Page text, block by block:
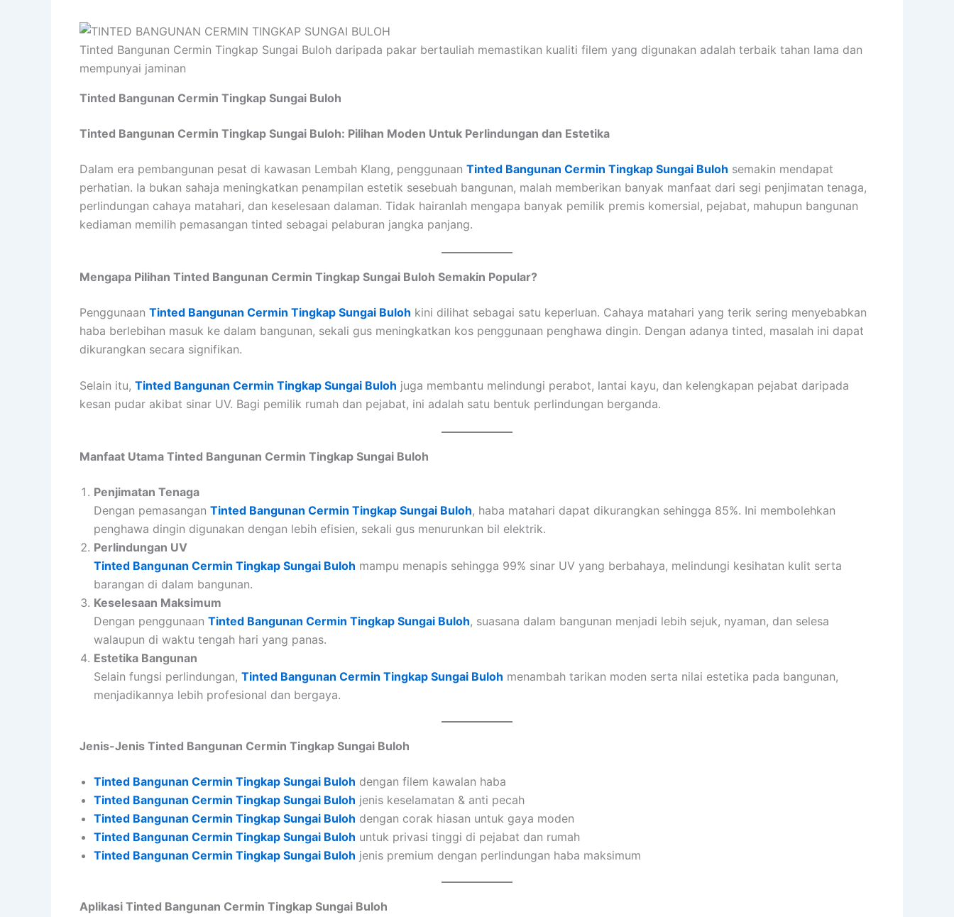
Tinted Bangunan Cermin Tingkap Sungai Buloh daripada pakar bertauliah memastikan kualiti filem yang digunakan adalah terbaik tahan lama dan
mempunyai jaminan
Tinted Bangunan Cermin Tingkap Sungai Buloh
Tinted Bangunan Cermin Tingkap Sungai Buloh: Pilihan Moden Untuk Perlindungan dan Estetika
Dalam era pembangunan pesat di kawasan Lembah Klang, penggunaan Tinted Bangunan Cermin Tingkap Sungai Buloh semakin mendapat
perhatian. Ia bukan sahaja meningkatkan penampilan estetik sesebuah bangunan, malah memberikan banyak manfaat dari segi penjimatan tenaga,
perlindungan cahaya matahari, dan keselesaan dalaman. Tidak hairanlah mengapa banyak pemilik premis komersial, pejabat, mahupun bangunan
kediaman memilih pemasangan tinted sebagai pelaburan jangka panjang.
Mengapa Pilihan Tinted Bangunan Cermin Tingkap Sungai Buloh Semakin Popular?
Penggunaan Tinted Bangunan Cermin Tingkap Sungai Buloh kini dilihat sebagai satu keperluan. Cahaya matahari yang terik sering menyebabkan
haba berlebihan masuk ke dalam bangunan, sekali gus meningkatkan kos penggunaan penghawa dingin. Dengan adanya tinted, masalah ini dapat
dikurangkan secara signifikan.
Selain itu, Tinted Bangunan Cermin Tingkap Sungai Buloh juga membantu melindungi perabot, lantai kayu, dan kelengkapan pejabat daripada
kesan pudar akibat sinar UV. Bagi pemilik rumah dan pejabat, ini adalah satu bentuk perlindungan berganda.
Manfaat Utama Tinted Bangunan Cermin Tingkap Sungai Buloh
Penjimatan Tenaga
Dengan pemasangan Tinted Bangunan Cermin Tingkap Sungai Buloh, haba matahari dapat dikurangkan sehingga 85%. Ini membolehkan
penghawa dingin digunakan dengan lebih efisien, sekali gus menurunkan bil elektrik.
Perlindungan UV
Tinted Bangunan Cermin Tingkap Sungai Buloh mampu menapis sehingga 99% sinar UV yang berbahaya, melindungi kesihatan kulit serta
barangan di dalam bangunan.
Keselesaan Maksimum
Dengan penggunaan Tinted Bangunan Cermin Tingkap Sungai Buloh, suasana dalam bangunan menjadi lebih sejuk, nyaman, dan selesa
walaupun di waktu tengah hari yang panas.
Estetika Bangunan
Selain fungsi perlindungan, Tinted Bangunan Cermin Tingkap Sungai Buloh menambah tarikan moden serta nilai estetika pada bangunan,
menjadikannya lebih profesional dan bergaya.
Jenis-Jenis Tinted Bangunan Cermin Tingkap Sungai Buloh
Tinted Bangunan Cermin Tingkap Sungai Buloh dengan filem kawalan haba
Tinted Bangunan Cermin Tingkap Sungai Buloh jenis keselamatan & anti pecah
Tinted Bangunan Cermin Tingkap Sungai Buloh dengan corak hiasan untuk gaya moden
Tinted Bangunan Cermin Tingkap Sungai Buloh untuk privasi tinggi di pejabat dan rumah
Tinted Bangunan Cermin Tingkap Sungai Buloh jenis premium dengan perlindungan haba maksimum
Aplikasi Tinted Bangunan Cermin Tingkap Sungai Buloh